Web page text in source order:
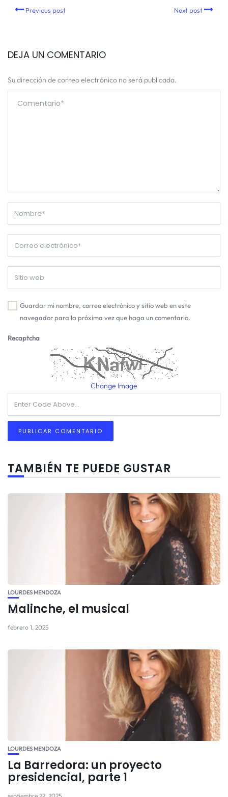
Previous post Next post
DEJA UN COMENTARIO
Su dirección de correo electrónico no será publicada.
Guardar mi nombre, correo electrónico y sitio web en este
navegador para la próxima vez que haga un comentario.
Recaptcha
Change Image
TAMBIÉN TE PUEDE GUSTAR
LOURDES MENDOZA
Malinche, el musical
febrero 1, 2025
LOURDES MENDOZA
La Barredora: un proyecto
presidencial, parte 1